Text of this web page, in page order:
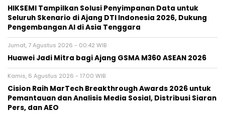
HIKSEMI Tampilkan Solusi Penyimpanan Data untuk
Seluruh Skenario di Ajang DTI Indonesia 2026, Dukung
Pengembangan AI di Asia Tenggara
Jumat, 7 Agustus 2026 - 00:42 WIB
Huawei Jadi Mitra bagi Ajang GSMA M360 ASEAN 2026
Kamis, 6 Agustus 2026 - 17:00 WIB
Cision Raih MarTech Breakthrough Awards 2026 untuk
Pemantauan dan Analisis Media Sosial, Distribusi Siaran
Pers, dan AEO